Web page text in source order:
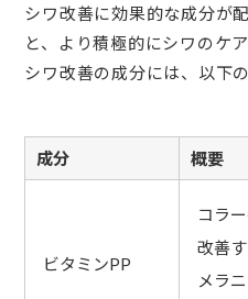
シワ改善に効果的な成分が
と、より積極的にシワのケ
シワ改善の成分には、以下
成分 概要
ビタミンPP
コラ
改善す
メラ